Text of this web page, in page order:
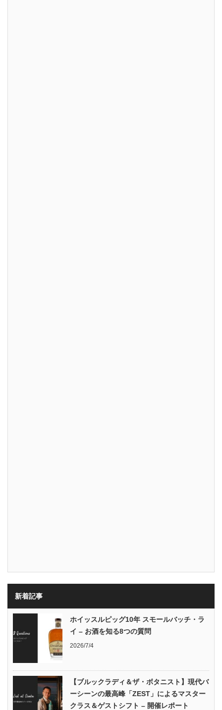
新着記事
ホイッスルピッグ10年 スモールバッチ・ラ
イ – お酒を知る8つの質問
2026/7/4
【ブルックラディ＆ザ・ボタニスト】現代バ
ーシーンの最高峰「ZEST」によるマスター
クラス＆ゲストシフト – 開催レポート